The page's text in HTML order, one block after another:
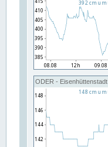
ODER - Eisenhüttenstadt